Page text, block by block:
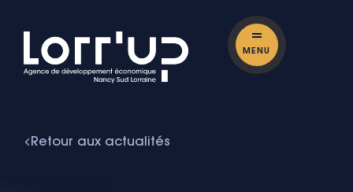
MENU
Retour aux actualités